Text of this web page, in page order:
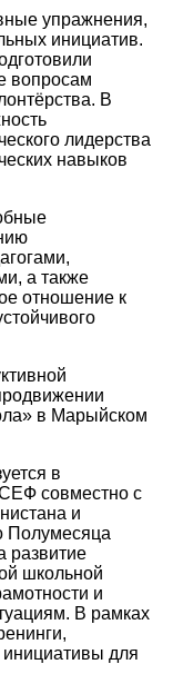
упражнения,
инициатив.
вопросам
В
лидерства
навыков
а также
отношение к
в Марыйском
в
совместно с
и
Полумесяца
развитие
школьной
и
В рамках
инициативы для